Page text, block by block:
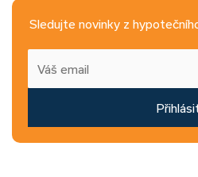
Sledujte novinky z